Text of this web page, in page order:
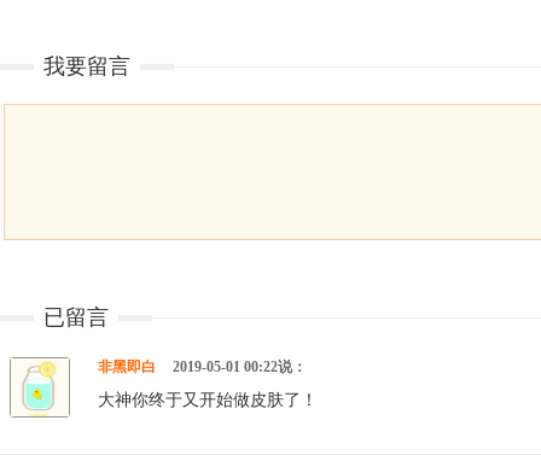
我要留言
已留言
非黑即白 2019-05-01 00:22说：
大神你终于又开始做皮肤了！